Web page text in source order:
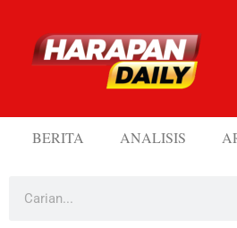
BERITA ANALISIS